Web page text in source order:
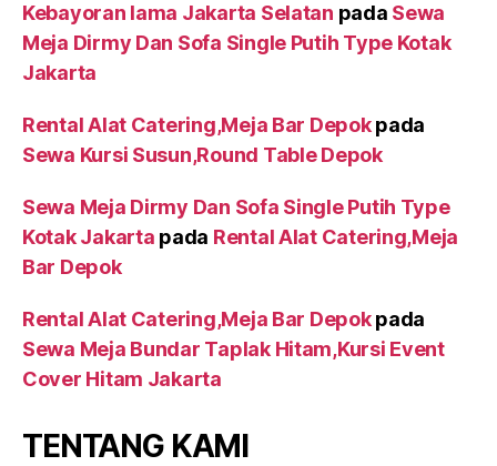
Kebayoran lama Jakarta Selatan pada Sewa
Meja Dirmy Dan Sofa Single Putih Type Kotak
Jakarta
Rental Alat Catering,Meja Bar Depokpada
Sewa Kursi Susun,Round Table Depok
Sewa Meja Dirmy Dan Sofa Single Putih Type
Kotak Jakarta pada Rental Alat Catering,Meja
Bar Depok
Rental Alat Catering,Meja Bar Depokpada
Sewa Meja Bundar Taplak Hitam,Kursi Event
Cover Hitam Jakarta
TENTANG KAMI